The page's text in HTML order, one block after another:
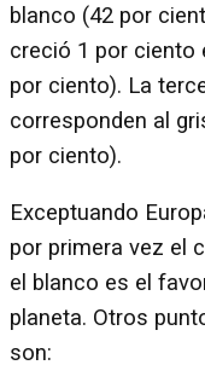
blanco (42 por
creció 1 por ciento
por ciento). La
corresponden al
por ciento).
Exceptuando
por primera vez el
el blanco es el
planeta. Otros
son: